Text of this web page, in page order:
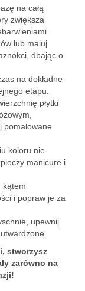
na całą
zwiększa
lub maluj
dbając o
na dokładne
etapu.
płytki
pomalowane
koloru nie
manicure i
kątem
i popraw je za
upewnij
stworzysz
zarówno na